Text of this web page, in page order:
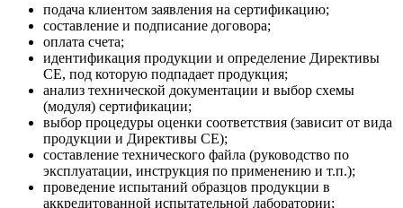
подача клиентом заявления на сертификацию;
составление и подписание договора;
оплата счета;
идентификация продукции и определение Директивы
СЕ, под которую подпадает продукция;
анализ технической документации и выбор схемы
(модуля) сертификации;
выбор процедуры оценки соответствия (зависит от вида
продукции и Директивы СЕ);
составление технического файла (руководство по
эксплуатации, инструкция по применению и т.п.);
проведение испытаний образцов продукции в
аккредитованной испытательной лаборатории;